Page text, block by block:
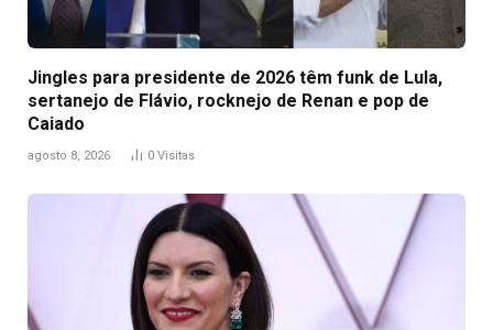
Jingles para presidente de 2026 têm funk de Lula,
sertanejo de Flávio, rocknejo de Renan e pop de
Caiado
agosto 8, 2026 0 Visitas